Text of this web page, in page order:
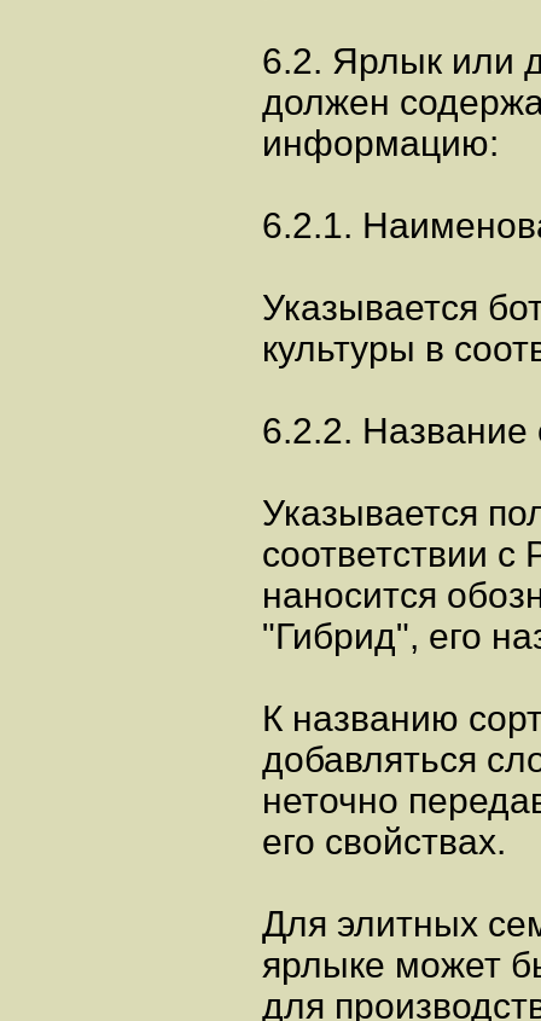
6.2. Ярлык или
должен
информацию:
6.2.1.
Указывается
культуры в
6.2.2. Название
Указывается
соответствии
наносится
"Гибрид", его
К названию
добавляться
неточно
его свойствах.
Для элитных
ярлыке может
для